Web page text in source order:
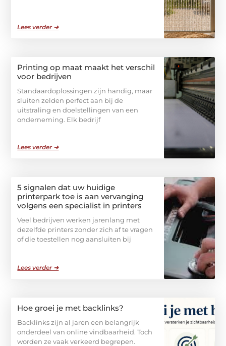
Lees verder ➜
Printing op maat maakt het verschil
voor bedrijven
Standaardoplossingen zijn handig, maar
sluiten zelden perfect aan bij de
uitstraling en doelstellingen van een
onderneming. Elk bedrijf
Lees verder ➜
5 signalen dat uw huidige
printerpark toe is aan vervanging
volgens een specialist in printers
Veel bedrijven werken jarenlang met
dezelfde printers zonder zich af te vragen
of die toestellen nog aansluiten bij
Lees verder ➜
Hoe groei je met backlinks?
Backlinks zijn al jaren een belangrijk
onderdeel van online vindbaarheid. Toch
worden ze vaak verkeerd begrepen.